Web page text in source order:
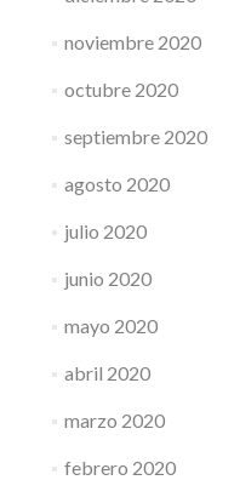
noviembre 2020
octubre 2020
septiembre 2020
agosto 2020
julio 2020
junio 2020
mayo 2020
abril 2020
marzo 2020
febrero 2020